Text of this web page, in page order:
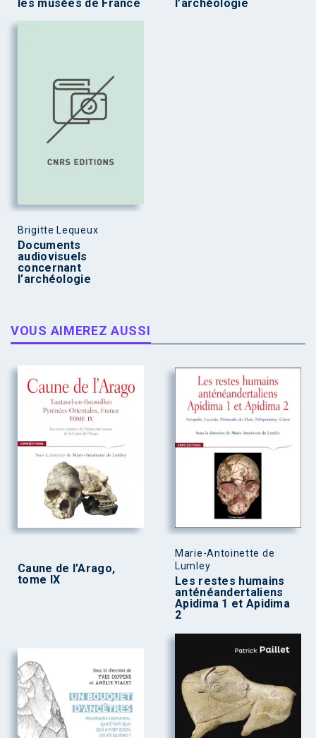
les musées de France
l’archéologie
Brigitte Lequeux
Documents
audiovisuels
concernant
l’archéologie
VOUS AIMEREZ AUSSI
Caune de l’Arago,
tome IX
Marie-Antoinette de
Lumley
Les restes humains
anténéandertaliens
Apidima 1 et Apidima
2